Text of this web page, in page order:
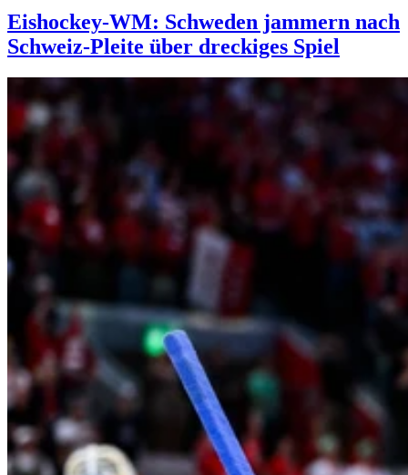
Eishockey-WM: Schweden jammern nach
Schweiz-Pleite über dreckiges Spiel